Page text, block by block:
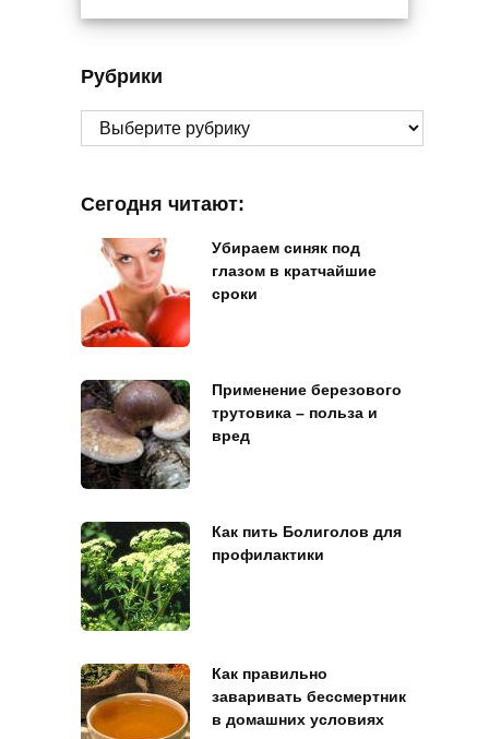
Рубрики
Рубрики
Сегодня читают:
Убираем синяк под
глазом в кратчайшие
сроки
Применение березового
трутовика – польза и
вред
Как пить Болиголов для
профилактики
Как правильно
заваривать бессмертник
в домашних условиях